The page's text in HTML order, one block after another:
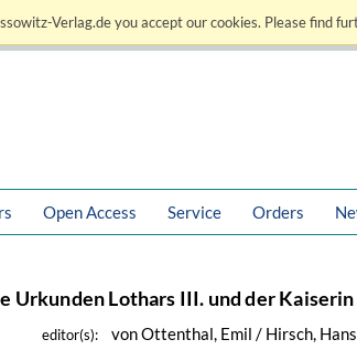
Verlag.de you accept our cookies. Please find
Open Access Service Orders
Urkunden Lothars III. und der
editor(s): von Ottenthal, Emil / Hirsch, Hans